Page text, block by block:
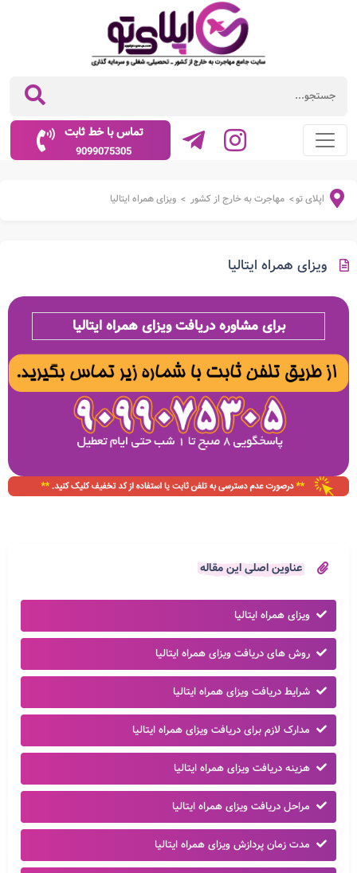
تماس با خط ثابت
9099075305
اپلای تو> مهاجرت به خارج از کشور > ویزای همراه ایتالیا
ویزای همراه ایتالیا
برای مشاوره دریافت ویزای همراه ایتالیا
عناوین اصلی این مقاله
ویزای همراه ایتالیا
روش های دریافت ویزای همراه ایتالیا
شرایط دریافت ویزای همراه ایتالیا
مدارک لازم برای دریافت ویزای همراه ایتالیا
هزینه دریافت ویزای همراه ایتالیا
مراحل دریافت ویزای همراه ایتالیا
مدت زمان پردازش ویزای همراه ایتالیا